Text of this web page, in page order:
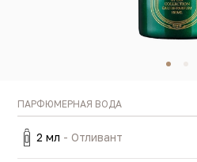
ПАРФЮМЕРНАЯ ВОДА
2 мл - Отливант